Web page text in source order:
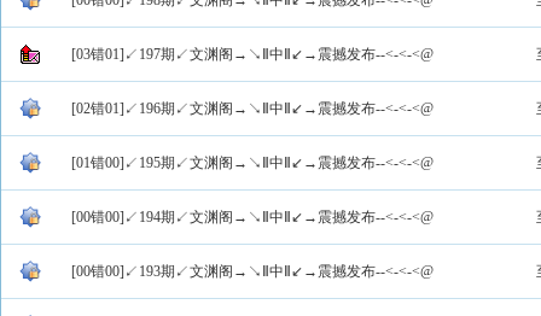
[03错01]↙197期↙文渊阁→↘Ⅱ中Ⅱ↙→震撼发布--<-<-<@
[02错01]↙196期↙文渊阁→↘Ⅱ中Ⅱ↙→震撼发布--<-<-<@
[01错00]↙195期↙文渊阁→↘Ⅱ中Ⅱ↙→震撼发布--<-<-<@
[00错00]↙194期↙文渊阁→↘Ⅱ中Ⅱ↙→震撼发布--<-<-<@
[00错00]↙193期↙文渊阁→↘Ⅱ中Ⅱ↙→震撼发布--<-<-<@